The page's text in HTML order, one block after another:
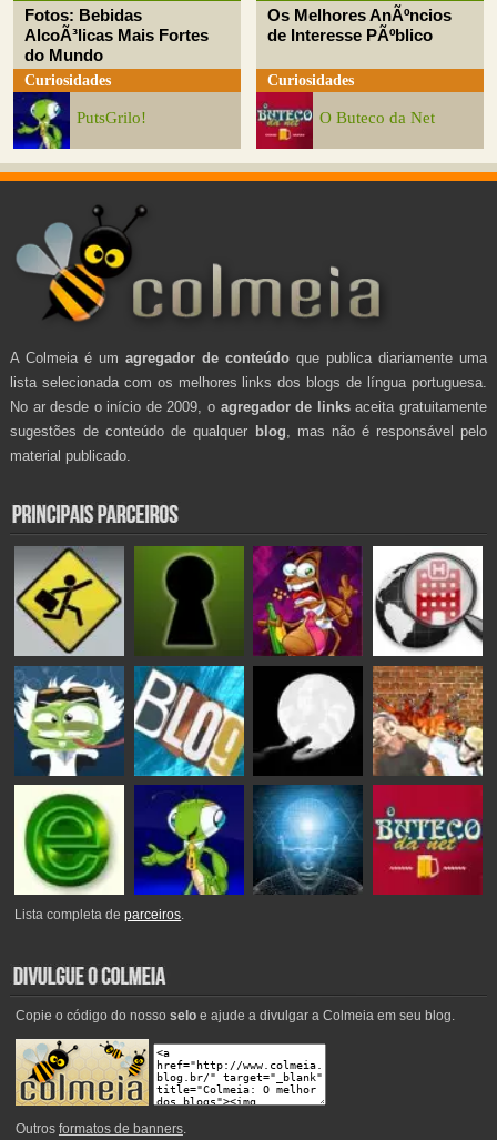
Fotos: Bebidas
AlcoÃ³licas Mais Fortes
do Mundo
Curiosidades
PutsGrilo!
Os Melhores AnÃºncios
de Interesse PÃºblico
Curiosidades
O Buteco da Net
A Colmeia é um agregador de conteúdo que publica diariamente uma
lista selecionada com os melhores links dos blogs de língua portuguesa.
No ar desde o início de 2009, o agregador de linksaceita gratuitamente
sugestões de conteúdo de qualquer blog , mas não é responsável pelo
material publicado.
Lista completa deparceiros.
Copie o código do nosso seloe ajude a divulgar a Colmeia em seu blog.
Outros formatos de banners.